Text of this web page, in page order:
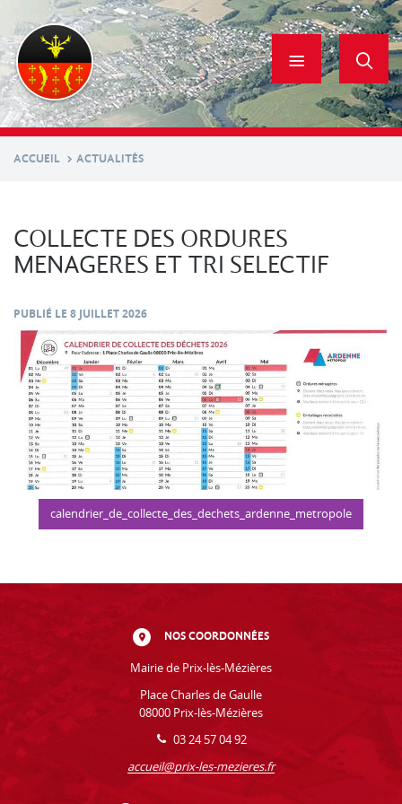
contenu
principal
ACCUEIL ACTUALITÉS
COLLECTE DES ORDURES
MENAGERES ET TRI SELECTIF
PUBLIÉ LE 8 JUILLET 2026
calendrier_de_collecte_des_dechets_ardenne_metropole
NOS COORDONNÉES
Mairie de Prix-lès-Mézières
Place Charles de Gaulle
08000 Prix-lès-Mézières
03 24 57 04 92
accueil@prix-les-mezieres.fr